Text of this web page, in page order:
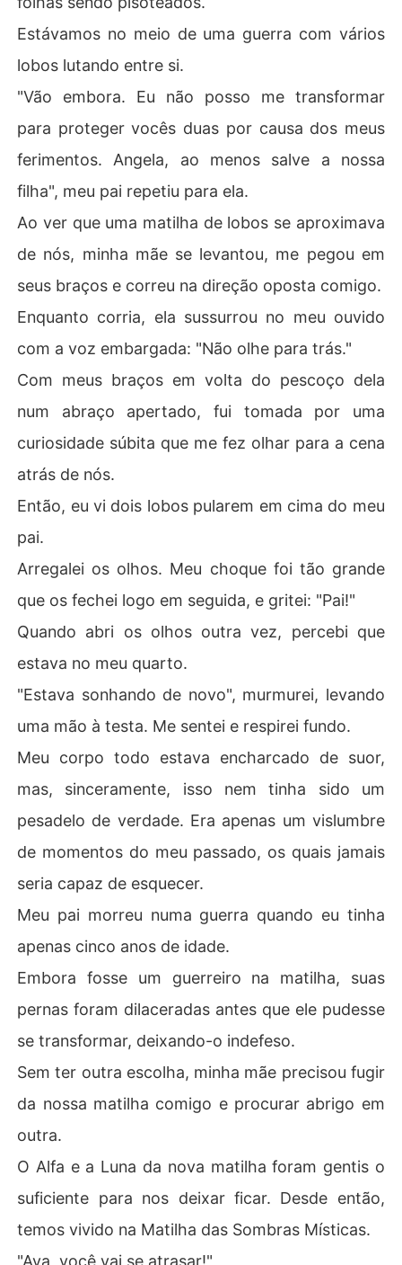
ão tivesse descoberto? E se a situação mudasse e Ian i
mplorasse para ela não deixá-lo?
Estávamos no meio de uma guerra com vários
lobos lutando entre si.
"Vão embora. Eu não posso me transformar
para proteger vocês duas por causa dos meus
ferimentos. Angela, ao menos salve a nossa
filha", meu pai repetiu para ela.
Ao ver que uma matilha de lobos se aproximava
de nós, minha mãe se levantou, me pegou em
seus braços e correu na direção oposta comigo.
Enquanto corria, ela sussurrou no meu ouvido
com a voz embargada: "Não olhe para trás."
Com meus braços em volta do pescoço dela
num abraço apertado, fui tomada por uma
curiosidade súbita que me fez olhar para a cena
atrás de nós.
Então, eu vi dois lobos pularem em cima do meu
pai.
Arregalei os olhos. Meu choque foi tão grande
que os fechei logo em seguida, e gritei: "Pai!"
Quando abri os olhos outra vez, percebi que
estava no meu quarto.
"Estava sonhando de novo", murmurei, levando
uma mão à testa. Me sentei e respirei fundo.
Meu corpo todo estava encharcado de suor,
mas, sinceramente, isso nem tinha sido um
pesadelo de verdade. Era apenas um vislumbre
de momentos do meu passado, os quais jamais
seria capaz de esquecer.
Meu pai morreu numa guerra quando eu tinha
apenas cinco anos de idade.
Embora fosse um guerreiro na matilha, suas
pernas foram dilaceradas antes que ele pudesse
se transformar, deixando-o indefeso.
Sem ter outra escolha, minha mãe precisou fugir
da nossa matilha comigo e procurar abrigo em
outra.
O Alfa e a Luna da nova matilha foram gentis o
suficiente para nos deixar ficar. Desde então,
temos vivido na Matilha das Sombras Místicas.
"Ava, você vai se atrasar!"